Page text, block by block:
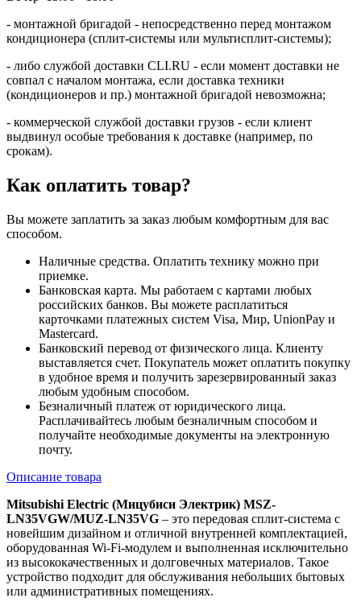
- монтажной бригадой - непосредственно перед монтажом
кондиционера (сплит-системы или мультисплит-системы);
- либо службой доставки CLI.RU - если момент доставки не
совпал с началом монтажа, если доставка техники
(кондиционеров и пр.) монтажной бригадой невозможна;
- коммерческой службой доставки грузов - если клиент
выдвинул особые требования к доставке (например, по
срокам).
Как оплатить товар?
Вы можете заплатить за заказ любым комфортным для вас
способом.
Наличные средства. Оплатить технику можно при
приемке.
Банковская карта. Мы работаем с картами любых
российских банков. Вы можете расплатиться
карточками платежных систем Visa, Мир, UnionPay и
Mastercard.
Банковский перевод от физического лица. Клиенту
выставляется счет. Покупатель может оплатить покупку
в удобное время и получить зарезервированный заказ
любым удобным способом.
Безналичный платеж от юридического лица.
Расплачивайтесь любым безналичным способом и
получайте необходимые документы на электронную
почту.
Описание товара
Mitsubishi Electric (Мицубиси Электрик) MSZ-
LN35VGW/MUZ-LN35VG – это передовая сплит-система с
новейшим дизайном и отличной внутренней комплектацией,
оборудованная Wi-Fi-модулем и выполненная исключительно
из высококачественных и долговечных материалов. Такое
устройство подходит для обслуживания небольших бытовых
или административных помещениях.